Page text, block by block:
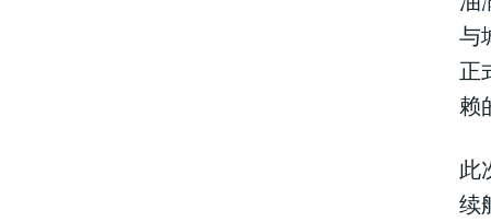
与
正
赖
此
续